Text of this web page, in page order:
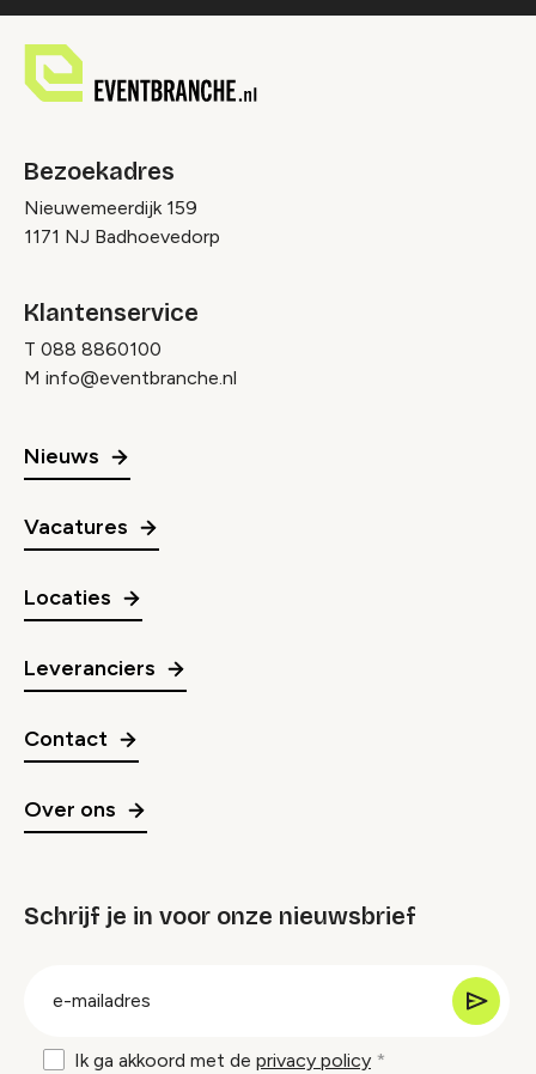
Bezoekadres
Nieuwemeerdijk 159
1171 NJ Badhoevedorp
Klantenservice
T 088 8860100
M info@eventbranche.nl
Nieuws
Vacatures
Locaties
Leveranciers
Contact
Over ons
Schrijf je in voor onze nieuwsbrief
Ik ga akkoord met de privacy policy